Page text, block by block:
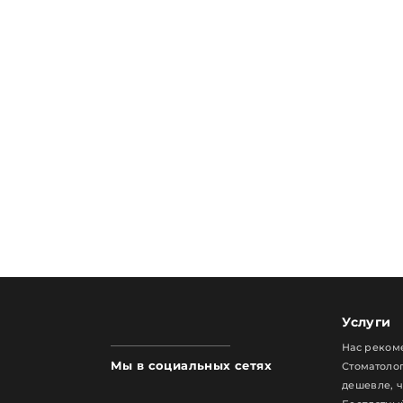
Мы в социальных сетях
Услуги
Нас
дешевле,